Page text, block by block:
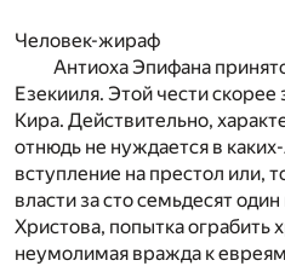
Человек-жираф
Антиоха Эпифана
Езекииля. Этой чести
Кира. Действительно,
отнюдь не нуждается в
вступление на престол или,
власти за сто семьдесят
Христова, попытка
неумолимая вражда к